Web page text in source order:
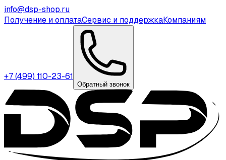
info@dsp-shop.ru
Получение и оплатаСервис и поддержкаКомпаниям
+7 (499) 110-23-61
Обратный звонок